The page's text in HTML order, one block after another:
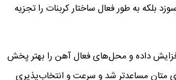
بلکه به طور فعال ساختار کربنات را تجزیه
افزایش داده و محل‌های فعال آهن را بهتر پخش
متان مساعدتر شد و سرعت و انتخاب‌پذیری